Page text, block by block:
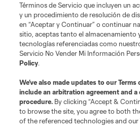
Términos de servicio Política de privacidad
Cookies Settings
©2026 MLS. El nombre y escudo de la Major
marcas registradas de League Soccer, L.L.C.
de los equipos de la MLS están registrados y
Términos de Servicio que incluyen un
y un procedimiento de resolución de
en “Aceptar y Continuar” o continuar
sitio, aceptas tanto el almacenamiento
tecnologías referenciadas como
Servicio No Vender Mi Información
Policy.
We’ve also made updates to ourTerms
include an arbitration agreement and
procedure. By clicking “Accept &
to browse the site, you agree to both
of the referenced technologies and our